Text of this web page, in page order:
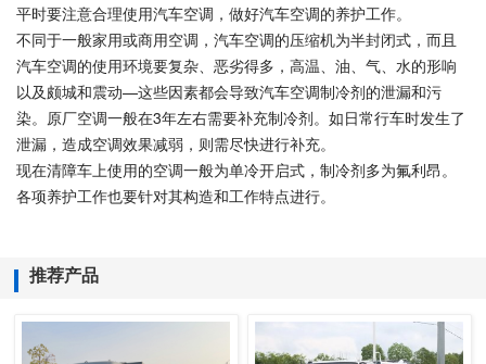
平时要注意合理使用汽车空调，做好汽车空调的养护工作。
不同于一般家用或商用空调，汽车空调的压缩机为半封闭式，而且
汽车空调的使用环境要复杂、恶劣得多，高温、油、气、水的形响
以及颇城和震动—这些因素都会导致汽车空调制冷剂的泄漏和污
染。原厂空调一般在3年左右需要补充制冷剂。如日常行车时发生了
泄漏，造成空调效果减弱，则需尽快进行补充。
现在清障车上使用的空调一般为单冷开启式，制冷剂多为氟利昂。
各项养护工作也要针对其构造和工作特点进行。
推荐产品